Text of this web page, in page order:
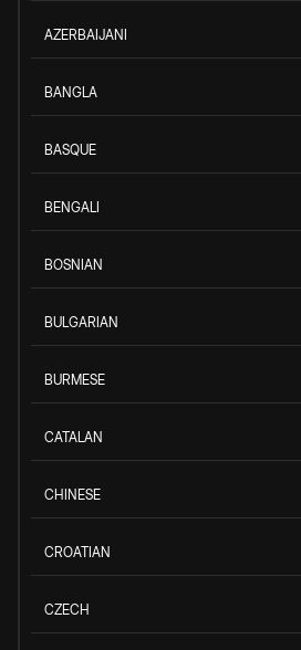
AZERBAIJANI
BANGLA
BASQUE
BENGALI
BOSNIAN
BULGARIAN
BURMESE
CATALAN
CHINESE
CROATIAN
CZECH